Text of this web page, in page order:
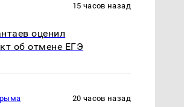
15 часов назад
оценил
об отмене ЕГЭ
20 часов назад